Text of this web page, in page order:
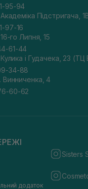
95-94
Підстригача,
97-16
го Липня, 15
61-44
і Гудачека, 23 (ТЦ
34-88
Винниченка, 4
60-62
Sisters
додаток